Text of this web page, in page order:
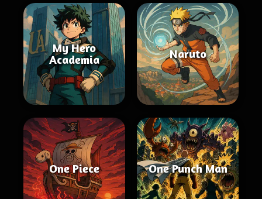
My Hero
Academia
Naruto
One Piece One Punch Man